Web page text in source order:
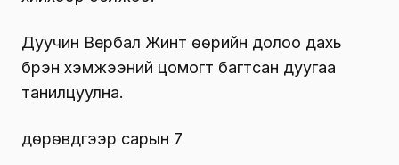
Дуучин Вербал Жинт өөрийн долоо дахь
бүрэн хэмжээний цомогт багтсан дуугаа
танилцуулна.
дөрөвдүгээр сарын 7